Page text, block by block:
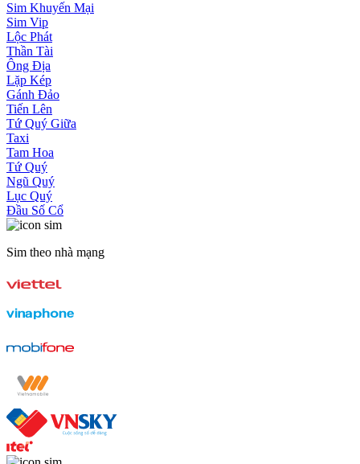
Sim Khuyến Mại
Sim Vip
Lộc Phát
Thần Tài
Ông Địa
Lặp Kép
Gánh Đảo
Tiến Lên
Tứ Quý Giữa
Taxi
Tam Hoa
Tứ Quý
Ngũ Quý
Lục Quý
Đầu Số Cổ
Sim theo nhà mạng